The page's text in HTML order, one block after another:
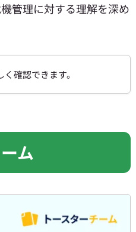
管理に対する理解を深め
く確認できます。
ム